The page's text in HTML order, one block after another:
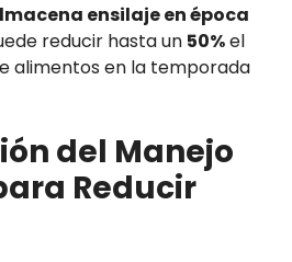
ensilaje en época
reducir hasta un 50%el
alimentos en la temporada
del Manejo
Reducir